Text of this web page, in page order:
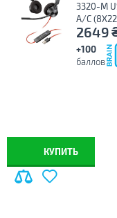
3320-M
A/C
2649
+100
баллов
КУПИТЬ